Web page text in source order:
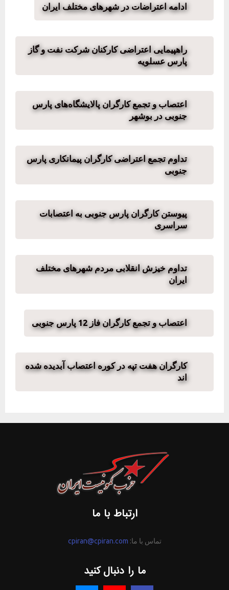
ادامه اعتراضات در شهرهای مختلف ایران
راهپیمایی اعتراضی کارکنان شرکت نفت و گاز
پارس عسلویه
اعتصاب و تجمع کارگران پالایشگاه‌های پارس
جنوبی در بوشهر
تداوم تجمع اعتراضی کارگران پیمانکاری پارس
جنوبی
پیوستن کارگران پارس جنوبی به اعتصابات
سراسری
تداوم خیزش انقلابی مردم شهرهای مختلف
ایران
اعتصاب و تجمع کارگران فاز 12 پارس جنوبی
کارگران هفت تپه در کوره اعتصاب آبدیده شده
اند
ارتباط با ما
تماس با ما: cpiran@cpiran.com
ما را دنبال کنید